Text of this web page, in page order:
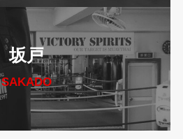
坂戸
SAKADO